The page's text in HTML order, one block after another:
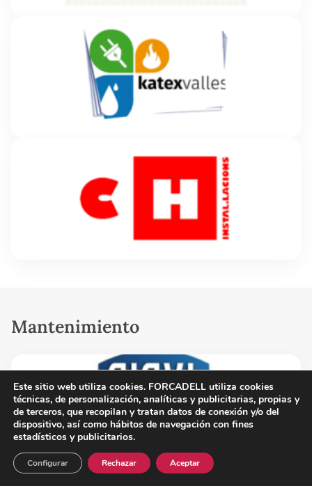
Mantenimiento
Este sitio web utiliza cookies. FORCADELL utiliza cookies
técnicas, de personalización, analíticas y publicitarias, propias y
de terceros, que recopilan y tratan datos de conexión y/o del
dispositivo, así como hábitos de navegación con fines
estadísticos y publicitarios.
Aceptar
Rechazar
Configurar